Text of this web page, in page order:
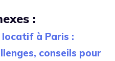
:
à Paris :
conseils pour